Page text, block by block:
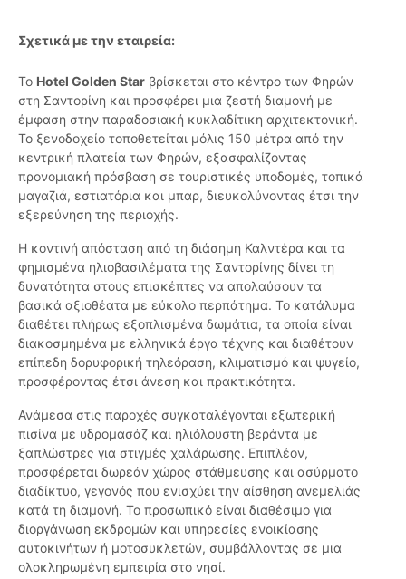
Σχετικά με την εταιρεία:
Το Hotel Golden Star βρίσκεται στο κέντρο των Φηρών
στη Σαντορίνη και προσφέρει μια ζεστή διαμονή με
έμφαση στην παραδοσιακή κυκλαδίτικη αρχιτεκτονική.
Το ξενοδοχείο τοποθετείται μόλις 150 μέτρα από την
κεντρική πλατεία των Φηρών, εξασφαλίζοντας
προνομιακή πρόσβαση σε τουριστικές υποδομές, τοπικά
μαγαζιά, εστιατόρια και μπαρ, διευκολύνοντας έτσι την
εξερεύνηση της περιοχής.
Η κοντινή απόσταση από τη διάσημη Καλντέρα και τα
φημισμένα ηλιοβασιλέματα της Σαντορίνης δίνει τη
δυνατότητα στους επισκέπτες να απολαύσουν τα
βασικά αξιοθέατα με εύκολο περπάτημα. Το κατάλυμα
διαθέτει πλήρως εξοπλισμένα δωμάτια, τα οποία είναι
διακοσμημένα με ελληνικά έργα τέχνης και διαθέτουν
επίπεδη δορυφορική τηλεόραση, κλιματισμό και ψυγείο,
προσφέροντας έτσι άνεση και πρακτικότητα.
Ανάμεσα στις παροχές συγκαταλέγονται εξωτερική
πισίνα με υδρομασάζ και ηλιόλουστη βεράντα με
ξαπλώστρες για στιγμές χαλάρωσης. Επιπλέον,
προσφέρεται δωρεάν χώρος στάθμευσης και ασύρματο
διαδίκτυο, γεγονός που ενισχύει την αίσθηση ανεμελιάς
κατά τη διαμονή. Το προσωπικό είναι διαθέσιμο για
διοργάνωση εκδρομών και υπηρεσίες ενοικίασης
αυτοκινήτων ή μοτοσυκλετών, συμβάλλοντας σε μια
ολοκληρωμένη εμπειρία στο νησί.